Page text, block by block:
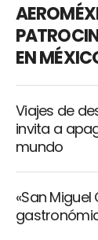
EN
Viajes de
invita a
mundo
«San